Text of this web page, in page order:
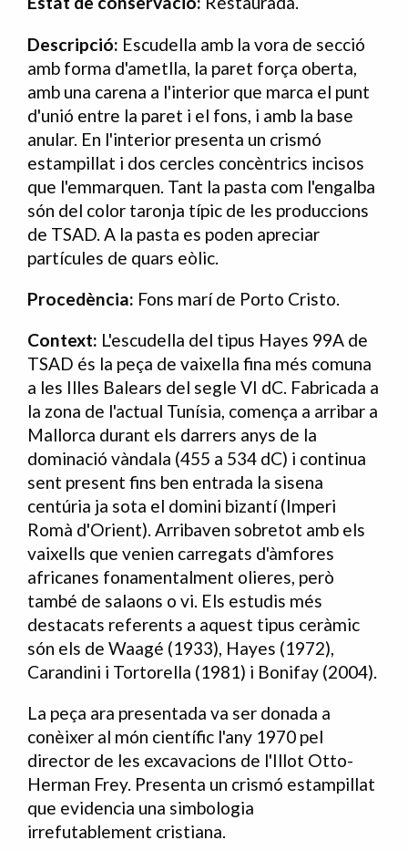
Descripció: Escudella amb la vora de secció
amb forma d'ametlla, la paret força oberta,
amb una carena a l'interior que marca el punt
d'unió entre la paret i el fons, i amb la base
anular. En l'interior presenta un crismó
estampillat i dos cercles concèntrics incisos
que l'emmarquen. Tant la pasta com l'engalba
són del color taronja típic de les produccions
de TSAD. A la pasta es poden apreciar
partícules de quars eòlic.
Procedència: Fons marí de Porto Cristo.
Context: L'escudella del tipus Hayes 99A de
TSAD és la peça de vaixella fina més comuna
a les Illes Balears del segle VI dC. Fabricada a
la zona de l'actual Tunísia, comença a arribar a
Mallorca durant els darrers anys de la
dominació vàndala (455 a 534 dC) i continua
sent present fins ben entrada la sisena
centúria ja sota el domini bizantí (Imperi
Romà d'Orient). Arribaven sobretot amb els
vaixells que venien carregats d'àmfores
africanes fonamentalment olieres, però
també de salaons o vi. Els estudis més
destacats referents a aquest tipus ceràmic
són els de Waagé (1933), Hayes (1972),
Carandini i Tortorella (1981) i Bonifay (2004).
La peça ara presentada va ser donada a
conèixer al món científic l'any 1970 pel
director de les excavacions de l'Illot Otto-
Herman Frey. Presenta un crismó estampillat
que evidencia una simbologia
irrefutablement cristiana.